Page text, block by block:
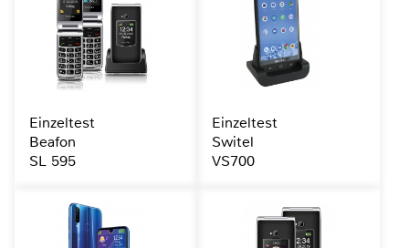
Einzeltest
Beafon
SL 595
Einzeltest
Switel
VS700